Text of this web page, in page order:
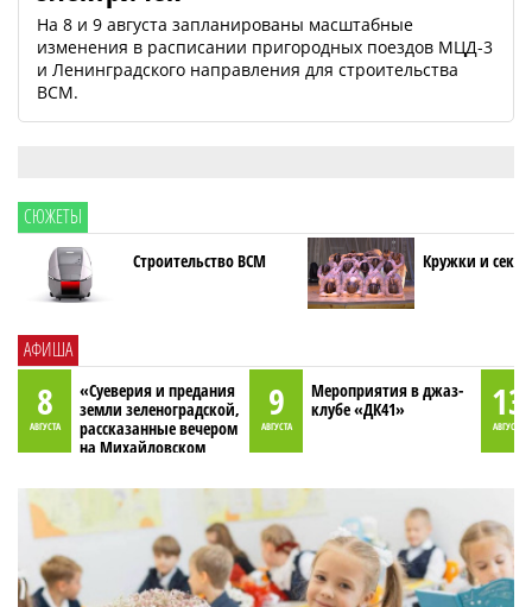
На 8 и 9 августа запланированы масштабные
изменения в расписании пригородных поездов МЦД-3
и Ленинградского направления для строительства
ВСМ.
СЮЖЕТЫ
Строительство ВСМ Кружки и
АФИША
8
АВГУСТА
«Суеверия и предания
земли зеленоградской,
рассказанные вечером
на Михайловском
9
АВГУСТА
Мероприятия в джаз-
клубе «ДК41»
13
АВГУСТА